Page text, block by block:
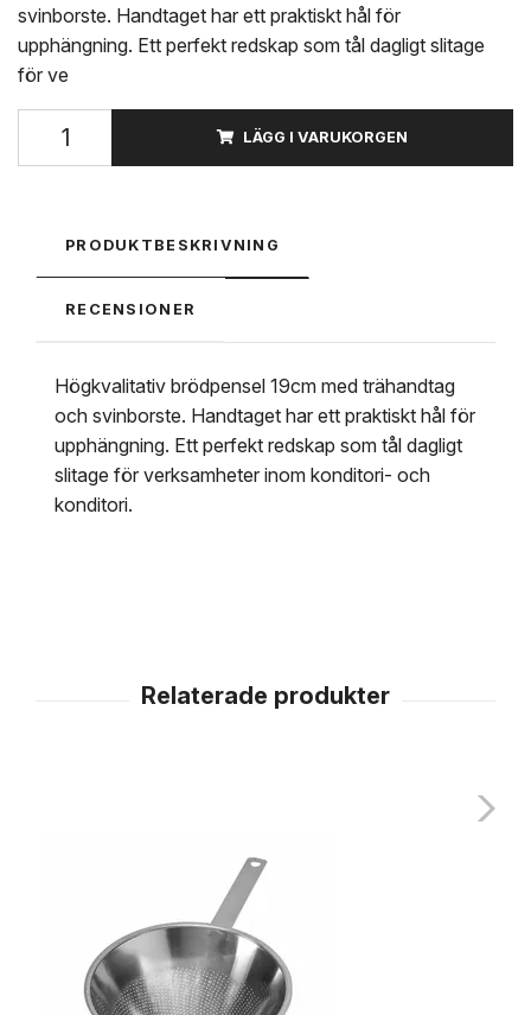
svinborste. Handtaget har ett praktiskt hål för
upphängning. Ett perfekt redskap som tål dagligt slitage
för ve
LÄGG I VARUKORGEN
PRODUKTBESKRIVNING
RECENSIONER
Högkvalitativ brödpensel 19cm med trähandtag
och svinborste. Handtaget har ett praktiskt hål för
upphängning. Ett perfekt redskap som tål dagligt
slitage för verksamheter inom konditori- och
konditori.